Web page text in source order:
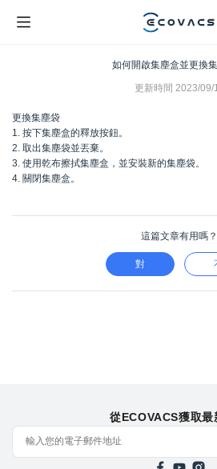
如何開啟集塵盒並更換
更新時間 2023/09/
更換集塵袋
1. 按下集塵盒的釋放按鈕。
2. 取出集塵袋並丟棄。
3. 使用乾布擦拭集塵盒，並安裝新的集塵袋。
4. 關閉集塵盒。
這篇文章有用嗎？
對
從ECOVACS獲取最